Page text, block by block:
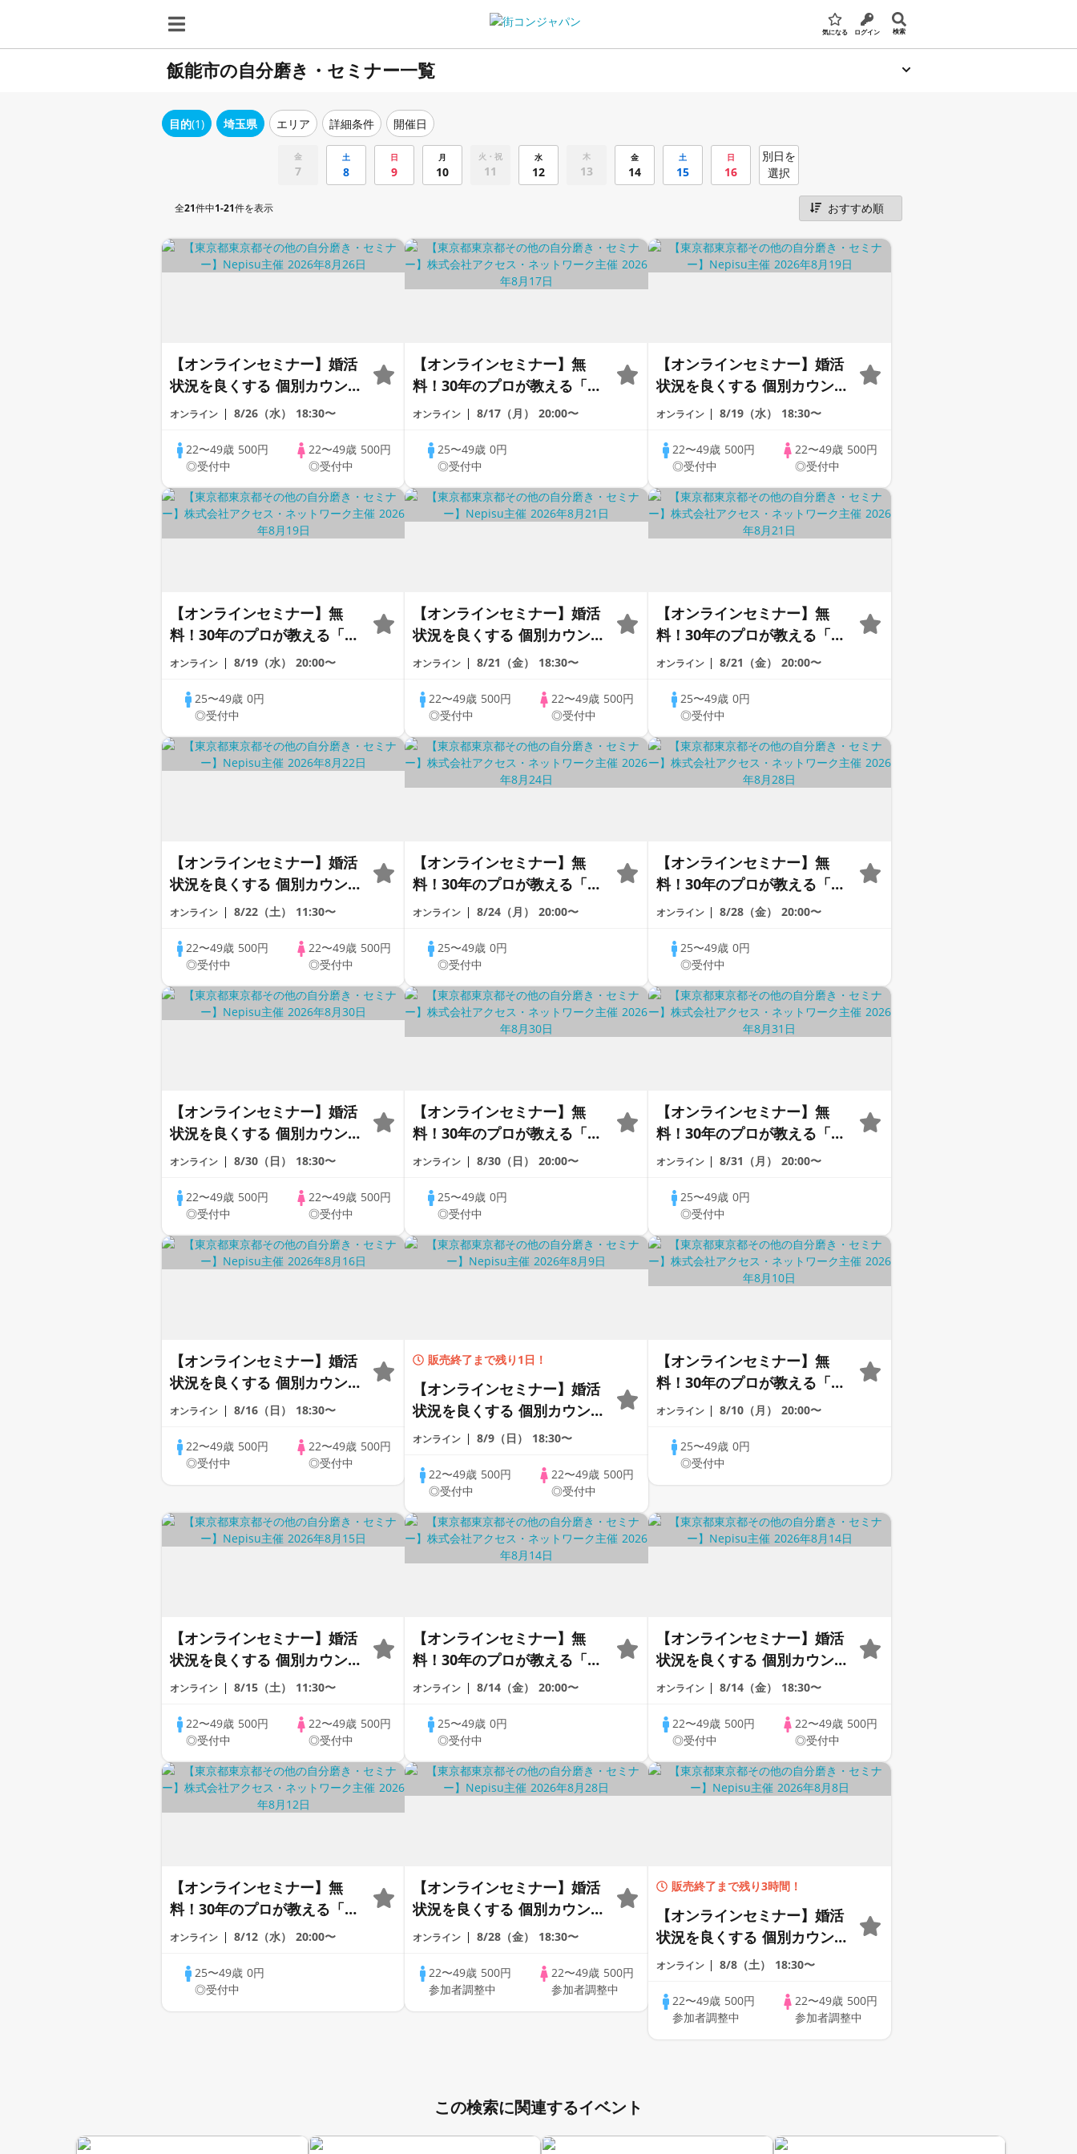
気になる ログイン 検索
飯能市の自分磨き・セミナー一覧
目的(1) 埼玉県 エリア 詳細条件 開催日
金
7
土
8
日
9
月
10
火・祝
11
水
12
木
13
金
14
土
15
日
16
別日を
選択
全21件中1-21件を表示
【オンラインセミナー】婚活
状況を良くする 個別カウンセ
リング × あなたに合った婚活
応】
オンライン 8/26（水） 18:30〜
22〜49歳 500円
◎受付中
22〜49歳 500円
◎受付中
【オンラインセミナー】無
料！30年のプロが教える「婚
活戦略」｜今のままでは一生
オンライン 8/17（月） 20:00〜
25〜49歳 0円
◎受付中
【オンラインセミナー】婚活
状況を良くする 個別カウンセ
リング × あなたに合った婚活
応】
オンライン 8/19（水） 18:30〜
22〜49歳 500円
◎受付中
22〜49歳 500円
◎受付中
【オンラインセミナー】無
料！30年のプロが教える「婚
活戦略」｜今のままでは一生
オンライン 8/19（水） 20:00〜
25〜49歳 0円
◎受付中
【オンラインセミナー】婚活
状況を良くする 個別カウンセ
リング × あなたに合った婚活
応】
オンライン 8/21（金） 18:30〜
22〜49歳 500円
◎受付中
22〜49歳 500円
◎受付中
【オンラインセミナー】無
料！30年のプロが教える「婚
活戦略」｜今のままでは一生
オンライン 8/21（金） 20:00〜
25〜49歳0円
◎受付中
【オンラインセミナー】婚活
状況を良くする 個別カウンセ
リング × あなたに合った婚活
応】
オンライン 8/22（土） 11:30〜
22〜49歳 500円
◎受付中
22〜49歳 500円
◎受付中
【オンラインセミナー】無
料！30年のプロが教える「婚
活戦略」｜今のままでは一生
オンライン 8/24（月） 20:00〜
25〜49歳 0円
◎受付中
【オンラインセミナー】無
料！30年のプロが教える「婚
活戦略」｜今のままでは一生
オンライン 8/28（金） 20:00〜
25〜49歳0円
◎受付中
【オンラインセミナー】婚活
状況を良くする 個別カウンセ
リング × あなたに合った婚活
応】
オンライン 8/30（日） 18:30〜
22〜49歳 500円
◎受付中
22〜49歳 500円
◎受付中
【オンラインセミナー】無
料！30年のプロが教える「婚
活戦略」｜今のままでは一生
オンライン 8/30（日） 20:00〜
25〜49歳 0円
◎受付中
【オンラインセミナー】無
料！30年のプロが教える「婚
活戦略」｜今のままでは一生
オンライン 8/31（月） 20:00〜
25〜49歳0円
◎受付中
【オンラインセミナー】婚活
状況を良くする 個別カウンセ
リング × あなたに合った婚活
応】
オンライン 8/16（日） 18:30〜
22〜49歳 500円
◎受付中
22〜49歳 500円
◎受付中
販売終了まで残り1日！
【オンラインセミナー】婚活
状況を良くする 個別カウンセ
リング × あなたに合った婚活
応】
オンライン 8/9（日） 18:30〜
22〜49歳 500円
◎受付中
22〜49歳 500円
◎受付中
【オンラインセミナー】無
料！30年のプロが教える「婚
活戦略」｜今のままでは一生
オンライン 8/10（月） 20:00〜
25〜49歳0円
◎受付中
【オンラインセミナー】婚活
状況を良くする 個別カウンセ
リング × あなたに合った婚活
応】
オンライン 8/15（土） 11:30〜
22〜49歳 500円
◎受付中
22〜49歳 500円
◎受付中
【オンラインセミナー】無
料！30年のプロが教える「婚
活戦略」｜今のままでは一生
オンライン 8/14（金） 20:00〜
25〜49歳 0円
◎受付中
【オンラインセミナー】婚活
状況を良くする 個別カウンセ
リング × あなたに合った婚活
応】
オンライン 8/14（金） 18:30〜
22〜49歳 500円
◎受付中
22〜49歳 500円
◎受付中
【オンラインセミナー】無
料！30年のプロが教える「婚
活戦略」｜今のままでは一生
オンライン 8/12（水） 20:00〜
25〜49歳 0円
◎受付中
【オンラインセミナー】婚活
状況を良くする 個別カウンセ
リング × あなたに合った婚活
応】
オンライン 8/28（金） 18:30〜
22〜49歳 500円
参加者調整中
22〜49歳 500円
参加者調整中
販売終了まで残り3時間！
【オンラインセミナー】婚活
状況を良くする 個別カウンセ
リング × あなたに合った婚活
応】
オンライン 8/8（土） 18:30〜
22〜49歳 500円
参加者調整中
22〜49歳 500円
参加者調整中
この検索に関連するイベント